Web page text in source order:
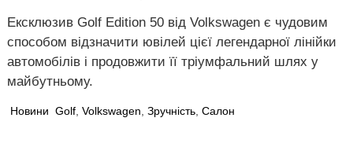
Ексклюзив Golf Edition 50 від Volkswagen є чудовим
способом відзначити ювілей цієї легендарної лінійки
автомобілів і продовжити її тріумфальний шлях у
майбутньому.
Новини Golf, Volkswagen Зручність, Салон